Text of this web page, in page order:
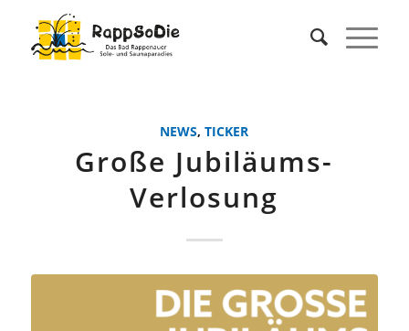
NEWS,TICKER
Große Jubiläums-
Verlosung